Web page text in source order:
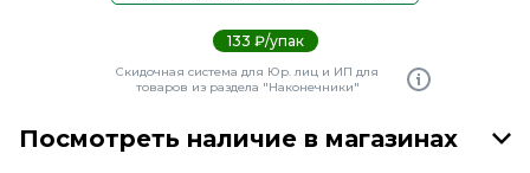
133 ₽/упак
Скидочная система для Юр. лиц и ИП для
товаров из раздела "Наконечники"
Посмотреть наличие в магазинах